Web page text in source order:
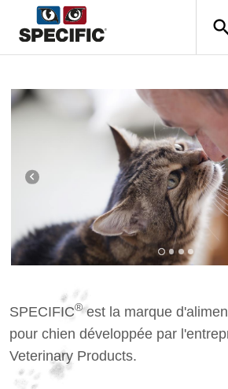
search
navigate_before
SPECIFIC®est la marque
pour chien développée par
Veterinary Products.